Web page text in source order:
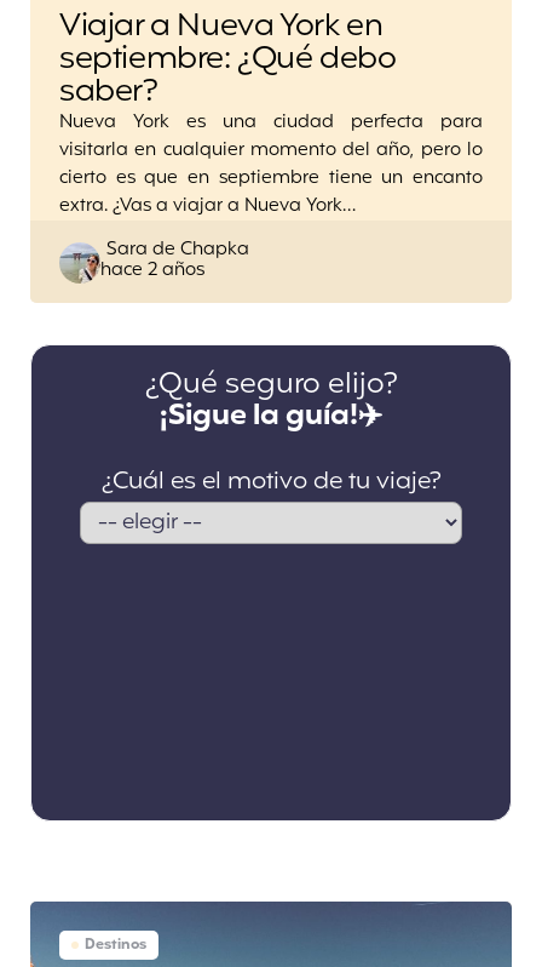
Viajar a Nueva York en
septiembre: ¿Qué debo
saber?
Nueva York es una ciudad perfecta para
visitarla en cualquier momento del año, pero lo
cierto es que en septiembre tiene un encanto
extra. ¿Vas a viajar a Nueva York…
Posted
by
Sara de Chapka
hace 2 años
Destinos